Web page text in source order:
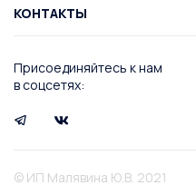
Присоединяйтесь к нам
в соцсетях:
КОНТАКТЫ
© ИП Малявина Ю.В. 2021